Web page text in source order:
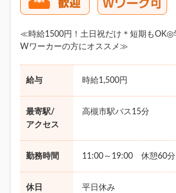
≪時給1500円！土日祝だけ＊短期もOK◎
Wワーカーの方にオススメ≫
給与 時給1,500円
最寄駅/
アクセス
高槻市駅バス15分
勤務時間 11:00～19:00 休憩60分
休日 平日休み